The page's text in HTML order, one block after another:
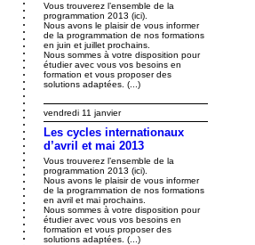
Vous trouverez l’ensemble de la
programmation 2013 (ici).
Nous avons le plaisir de vous informer
de la programmation de nos formations
en juin et juillet prochains.
Nous sommes à votre disposition pour
étudier avec vous vos besoins en
formation et vous proposer des
solutions adaptées. (...)
vendredi 11 janvier
Les cycles internationaux
d’avril et mai 2013
Vous trouverez l’ensemble de la
programmation 2013 (ici).
Nous avons le plaisir de vous informer
de la programmation de nos formations
en avril et mai prochains.
Nous sommes à votre disposition pour
étudier avec vous vos besoins en
formation et vous proposer des
solutions adaptées. (...)